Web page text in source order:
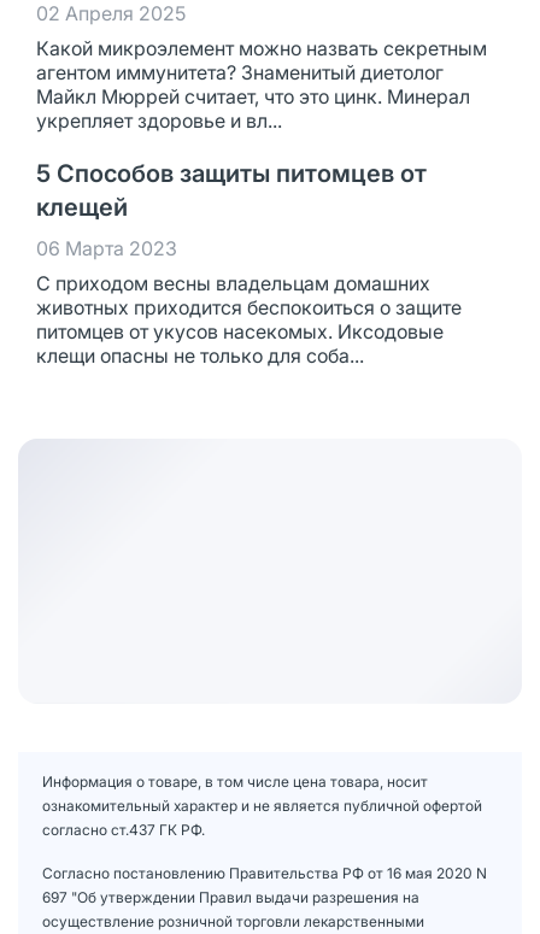
02 Апреля 2025
Какой микроэлемент можно назвать секретным
агентом иммунитета? Знаменитый диетолог
Майкл Мюррей считает, что это цинк. Минерал
укрепляет здоровье и вл...
5 Способов защиты питомцев от
клещей
06 Марта 2023
С приходом весны владельцам домашних
животных приходится беспокоиться о защите
питомцев от укусов насекомых. Иксодовые
клещи опасны не только для соба...
Информация о товаре, в том числе цена товара, носит
ознакомительный характер и не является публичной офертой
согласно ст.437 ГК РФ.
Согласно постановлению Правительства РФ от 16 мая 2020 N
697 "Об утверждении Правил выдачи разрешения на
осуществление розничной торговли лекарственными